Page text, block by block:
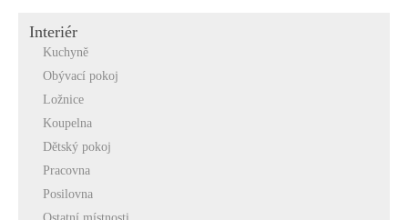
Interiér
Kuchyně
Obývací pokoj
Ložnice
Koupelna
Dětský pokoj
Pracovna
Posilovna